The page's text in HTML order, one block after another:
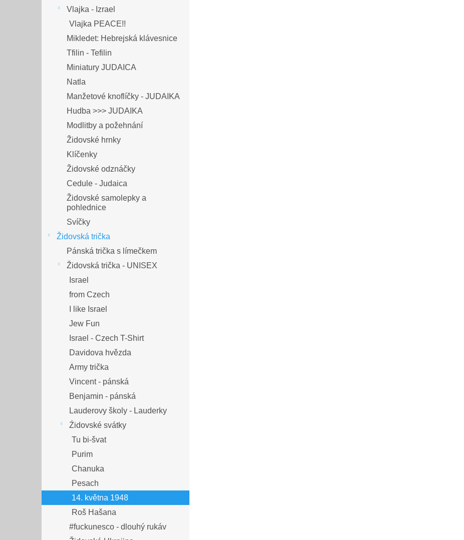
Vlajka - Izrael
Vlajka PEACE!!
Mikledet: Hebrejská klávesnice
Tfilin - Tefilin
Miniatury JUDAICA
Natla
Manžetové knoflíčky - JUDAIKA
Hudba >>> JUDAIKA
Modlitby a požehnání
Židovské hrnky
Klíčenky
Židovské odznáčky
Cedule - Judaica
Židovské samolepky a
pohlednice
Svíčky
Židovská trička
Pánská trička s límečkem
Židovská trička - UNISEX
Israel
from Czech
I like Israel
Jew Fun
Israel - Czech T-Shirt
Davidova hvězda
Army trička
Vincent - pánská
Benjamin - pánská
Lauderovy školy - Lauderky
Źidovské svátky
Tu bi-švat
Purim
Chanuka
Pesach
14. května 1948
Roš Hašana
#fuckunesco - dlouhý rukáv